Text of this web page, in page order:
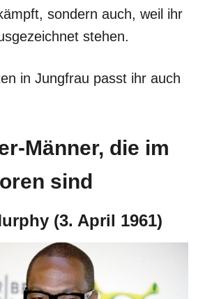
sondern auch, weil ihr
stehen.
in Jungfrau passt ihr auch
Männer, die im
sind
(3. April 1961)